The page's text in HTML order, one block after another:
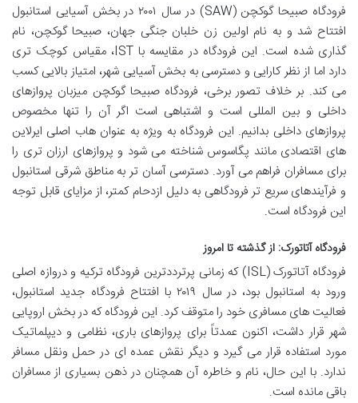
فرودگاه صبیحا گوکچن (SAW) در سال ۲۰۰۱ در بخش آسیایی استانبول
افتتاح شد و به نام اولین زن خلبان جنگی جهان، صبیحا گوکچن، نام
گذاری شده است. این فرودگاه در مقایسه با IST، مقیاس کوچک تری
دارد اما از نظر کارایی و دسترسی به بخش آسیایی شهر، امتیاز بالایی کسب
می کند. بر خلاف تصور برخی، فرودگاه صبیحا گوکچن میزبان پروازهای
داخلی و بین المللی است و اشتباهی است اگر آن را تنها مخصوص
پروازهای داخلی بدانیم. این فرودگاه به ویژه به عنوان هاب اصلی ایرلاین
های اقتصادی مانند پگاسوس شناخته می شود و پروازهای ارزان تری را
برای مسافران فراهم می آورد. دسترسی آسان تر به مناطق شرقی استانبول
و فرآیندهای سریع تر فرودگاهی به دلیل ازدحام کمتر، از مزایای قابل توجه
این فرودگاه است.
فرودگاه آتاتورک: از گذشته تا امروز
فرودگاه آتاتورک (ISL) که زمانی پرترددترین فرودگاه ترکیه و دروازه اصلی
ورود به استانبول بود، در سال ۲۰۱۹ با افتتاح فرودگاه جدید استانبول،
فعالیت های مسافری خود را متوقف کرد. این فرودگاه که در بخش اروپایی
شهر قرار داشت، اکنون عمدتاً برای پروازهای باری، نظامی و دیپلماتیک
مورد استفاده قرار می گیرد و دیگر نقش عمده ای در حمل ونقل مسافر
ندارد. با این حال، نام و خاطره آن همچنان در ذهن بسیاری از مسافران
باقی مانده است.